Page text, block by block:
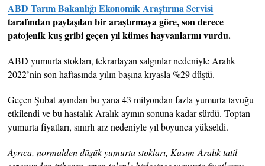
ABD Tarım Bakanlığı Ekonomik Araştırma Servisi
tarafından paylaşılan bir araştırmaya göre, son derece
patojenik kuş gribi geçen yıl kümes hayvanlarını vurdu.
ABD yumurta stokları, tekrarlayan salgınlar nedeniyle Aralık
2022’nin son haftasında yılın başına kıyasla %29 düştü.
Geçen Şubat ayından bu yana 43 milyondan fazla yumurta tavuğu
etkilendi ve bu hastalık Aralık ayının sonuna kadar sürdü. Toptan
yumurta fiyatları, sınırlı arz nedeniyle yıl boyunca yükseldi.
Ayrıca, normalden düşük yumurta stokları, Kasım-Aralık tatil